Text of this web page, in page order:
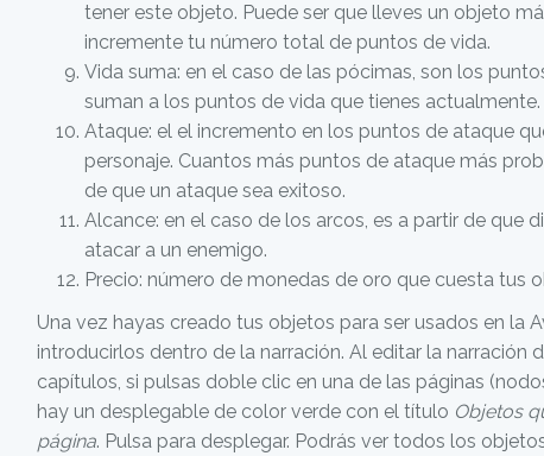
tener este objeto. Puede ser que lleves un objeto
incremente tu número total de puntos de vida.
Vida suma: en el caso de las pócimas, son los
suman a los puntos de vida que tienes actualmente.
Ataque: el el incremento en los puntos de ataque
personaje. Cuantos más puntos de ataque más
de que un ataque sea exitoso.
Alcance: en el caso de los arcos, es a partir de que
atacar a un enemigo.
Precio: número de monedas de oro que cuesta tus
Una vez hayas creado tus objetos para ser usados en la
introducirlos dentro de la narración. Al editar la narración
capítulos, si pulsas doble clic en una de las páginas
hay un desplegable de color verde con el título Objetos
página. Pulsa para desplegar. Podrás ver todos los